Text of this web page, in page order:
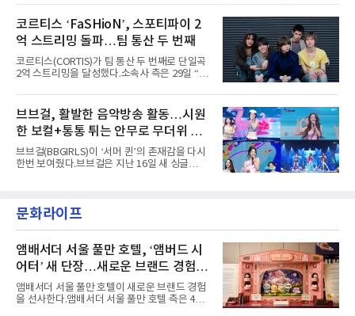
정적인 실력을 입증했고, 올해 '2026 어썸뮤직
페스티벌', '뷰티풀 민트 라이프 2026', '2026
heart(와일드 하트)’라는 제목이 붙은 콘셉트 포
토에는 멤버들의 본능적이고 야성적인 면모가
강렬하게 담겼다. 짙은 아이섀도와 푸른빛·금빛·
붉은빛의 컬러 렌즈가 비현실적인 분위기를 자
아내고, 여러 원색이 불규칙하게 뒤섞인 멀티컬
러 헤어와 과감한 블루·블랙 립 메이크업이 낯설
고도 매혹적인 비주얼을 완성했다.스타일링 역
엣을 거침없이 결합했다. 멤버들은 각기 다른 개
성을 살린 스타일링을 선
코르티스 ‘FaSHioN’, 스포티파이 2
억 스트리밍 돌파…팀 통산 두 번째
코르티스(CORTIS)가 팀 통산 두 번째로 단일곡
2억 스트리밍을 달성했다.소속사 측은 29일 “코
벌 오디오·음원 스트리밍 플랫폼 스포티파이에
서 27일 자로 누적 재생 수 2억 회를 돌파했
다”고 밝혔다.곡이 발표된 지 약 10개월 만이다.
팀의 첫 번째 2억 스트리밍 곡은 동일 음반에 수
록된 ‘GO!’다. 이 노래는 공개 약 9개월 만인 지
난달 26일 자에 2억 고지를 밟았다. 이는 최근 5
년 내 데뷔한 보이그룹의 곡 중 최단기 2억 달성
했다. “내 티, 5 bucks 바지는, 만원” 등 멤버들
의 라이프 스타일
브브걸, 활발한 음악방송 활동…시원
한 보컬+통통 튀는 안무로 무더위 사
냥
브브걸(BBGIRLS)이 ‘서머 퀸’의 존재감을 다시
한번 보여줬다.브브걸은 지난 16일 새 싱글
MBC '쇼! 음악중심', SBS '인기가요' 등 주요 음
악방송 무대에 올라 화려한 퍼포먼스를 펼쳤다.
력을 앞세워 매 무대 색다른 볼거리를 선사했다.
특히 화사한 파스텔 톤의 비치웨어부터 청량한
마린룩, 햇살 아래 반짝이는 물결을 연상시키는
스커트, 강렬한 붉은 계열의 스타일링까지 각기
다른 매력을 선보였다. 브브걸은 다채로운 여름
패션을 완벽하게 소화하며 보
문화라이프
앰배서더 서울 풀만 호텔, ‘앰버드 시
어터’ 새 단장…새로운 브랜드 경험 선
사
앰배서더 서울 풀만 호텔이 새로운 브랜드 경험
을 선사한다.앰배서더 서울 풀만 호텔 측은 4일